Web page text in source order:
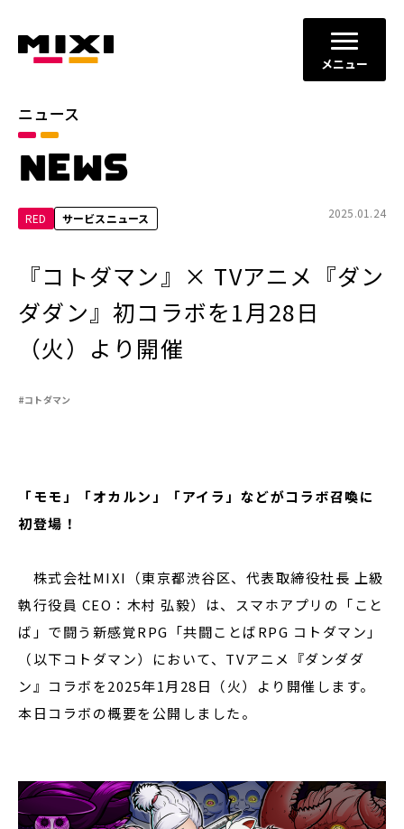
メニュー
ニュース
NEWS
RED サービスニュース 2025.01.24
『コトダマン』× TVアニメ『ダン
ダダン』初コラボを1月28日
（火）より開催
#コトダマン
「モモ」「オカルン」「アイラ」などがコラボ召喚に
初登場！
株式会社MIXI（東京都渋谷区、代表取締役社長 上級
執行役員 CEO：⽊村 弘毅）は、スマホアプリの「こと
ば」で闘う新感覚RPG「共闘ことばRPG コトダマン」
（以下コトダマン）において、TVアニメ『ダンダダ
ン』コラボを2025年1月28日（火）より開催します。
本日コラボの概要を公開しました。
カテゴリ
お知らせ
2026年 2025年